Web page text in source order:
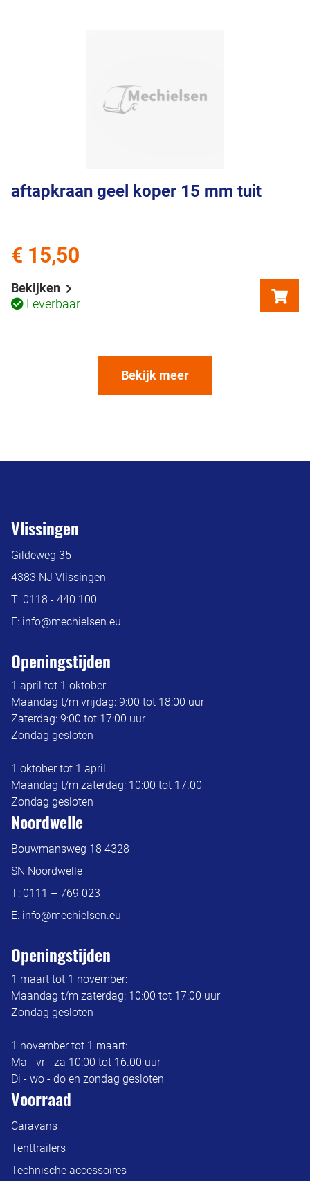
aftapkraan geel koper 15 mm tuit
Bekijken
Leverbaar
€ 15,50
Bekijk meer
Vlissingen
Gildeweg 35
4383 NJ Vlissingen
T: 0118 - 440 100
E: info@mechielsen.eu
Openingstijden
1 april tot 1 oktober:
Maandag t/m vrijdag: 9:00 tot 18:00 uur
Zaterdag: 9:00 tot 17:00 uur
Zondag gesloten
1 oktober tot 1 april:
Maandag t/m zaterdag: 10:00 tot 17.00
Zondag gesloten
Noordwelle
Bouwmansweg 18 4328
SN Noordwelle
T: 0111 – 769 023
E: info@mechielsen.eu
Openingstijden
1 maart tot 1 november:
Maandag t/m zaterdag: 10:00 tot 17:00 uur
Zondag gesloten
1 november tot 1 maart:
Ma - vr - za 10:00 tot 16.00 uur
Di - wo - do en zondag gesloten
Voorraad
Caravans
Tenttrailers
Technische accessoires